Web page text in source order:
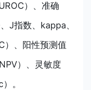
）、准确
J指数、kappa、
、阳性预测值
）、灵敏度
。